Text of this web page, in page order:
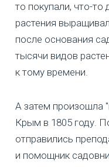
то покупали, что-
растения
после основания
тысячи видов
к тому времени.
А затем произошла
Крым в 1805 году.
отправились
и помощник